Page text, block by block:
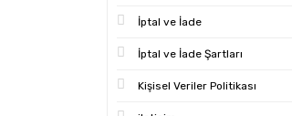
İptal ve İade
İptal ve İade Şartları
Kişisel Veriler Politikası